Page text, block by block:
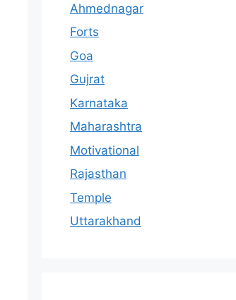
Ahmednagar
Forts
Goa
Gujrat
Karnataka
Maharashtra
Motivational
Rajasthan
Temple
Uttarakhand